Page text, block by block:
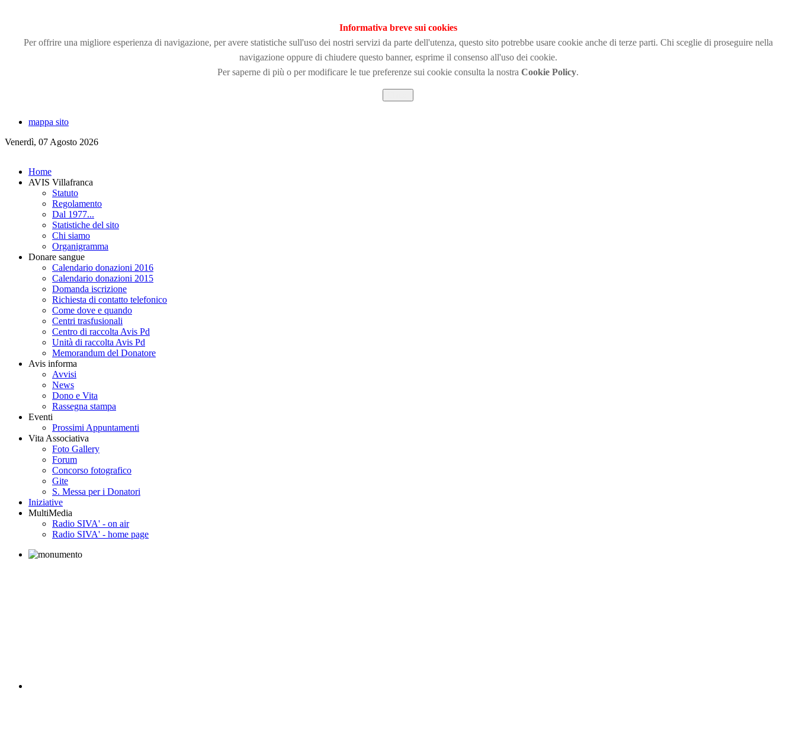
Informativa breve sui cookies
Per offrire una migliore esperienza di navigazione, per avere statistiche sull'uso dei nostri servizi da parte dell'utenza, questo sito potrebbe usare cookie anche di terze parti. Chi sceglie di proseguire nella
navigazione oppure di chiudere questo banner, esprime il consenso all'uso dei cookie.
Per saperne di più o per modificare le tue preferenze sui cookie consulta la nostra Cookie Policy.
mappa sito
Venerdì, 07 Agosto 2026
Home
AVIS Villafranca
Statuto
Regolamento
Dal 1977...
Statistiche del sito
Chi siamo
Organigramma
Donare sangue
Calendario donazioni 2016
Calendario donazioni 2015
Domanda iscrizione
Richiesta di contatto telefonico
Come dove e quando
Centri trasfusionali
Centro di raccolta Avis Pd
Unità di raccolta Avis Pd
Memorandum del Donatore
Avis informa
Avvisi
News
Dono e Vita
Rassegna stampa
Eventi
Prossimi Appuntamenti
Vita Associativa
Foto Gallery
Forum
Concorso fotografico
Gite
S. Messa per i Donatori
Iniziative
MultiMedia
Radio SIVA' - on air
Radio SIVA' - home page